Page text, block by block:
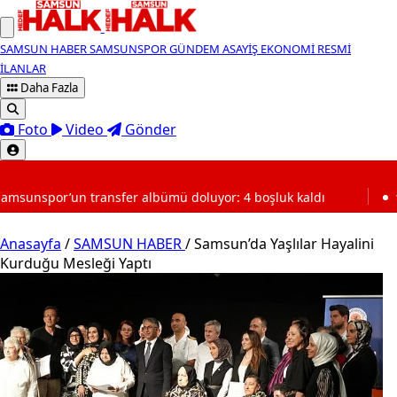
SAMSUN HABERSAMSUNSPORGÜNDEM ASAYİŞ EKONOMİ RESMİ
İLANLAR
Daha Fazla
Foto Video Gönder
doluyor: 4 boşluk kaldı 19:03 TBMM'de
Anasayfa /SAMSUN HABER/Samsun’da Yaşlılar Hayalini
Kurduğu Mesleği Yaptı